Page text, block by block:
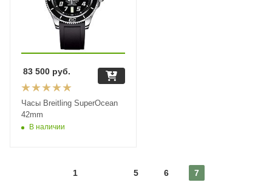
Часы Breitling SuperOcean
42mm
В наличии
83 500 руб.
1 5 6 7